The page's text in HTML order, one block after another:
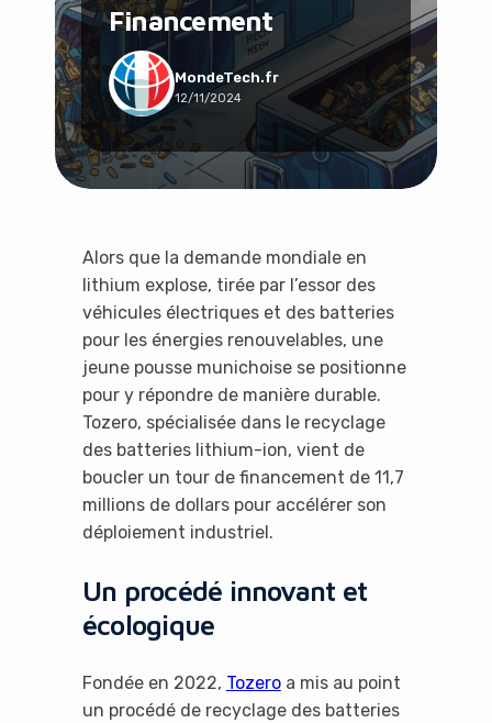
Financement
MondeTech.fr
12/11/2024
Alors que la demande mondiale en
lithium explose, tirée par l’essor des
véhicules électriques et des batteries
pour les énergies renouvelables, une
jeune pousse munichoise se positionne
pour y répondre de manière durable.
Tozero, spécialisée dans le recyclage
des batteries lithium-ion, vient de
boucler un tour de financement de 11,7
millions de dollars pour accélérer son
déploiement industriel.
Un procédé innovant et
écologique
Fondée en 2022, Tozeroa mis au point
un procédé de recyclage des batteries
Social & Communauté
Tech & Développement
Travail & Productivité
Voyage